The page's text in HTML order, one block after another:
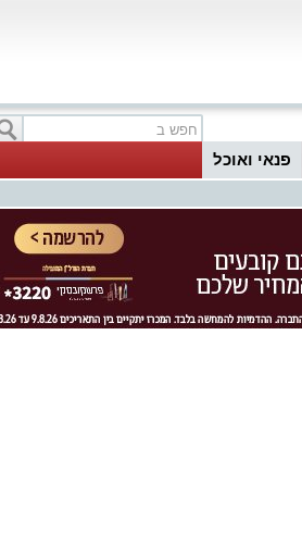
פנאי ואוכל